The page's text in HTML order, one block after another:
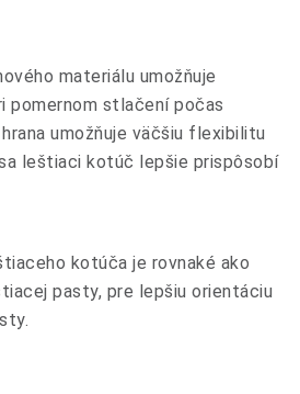
materiálu umožňuje
pomernom stlačení počas
umožňuje väčšiu flexibilitu
leštiaci kotúč lepšie prispôsobí
kotúča je rovnaké ako
pasty, pre lepšiu orientáciu